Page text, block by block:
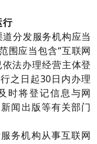
行
分发服务机构应当
围应当包含“互联网
法办理经营主体登
之日起30日内办理
时将登记信息与网
闻出版等有关部门
务机构从事互联网